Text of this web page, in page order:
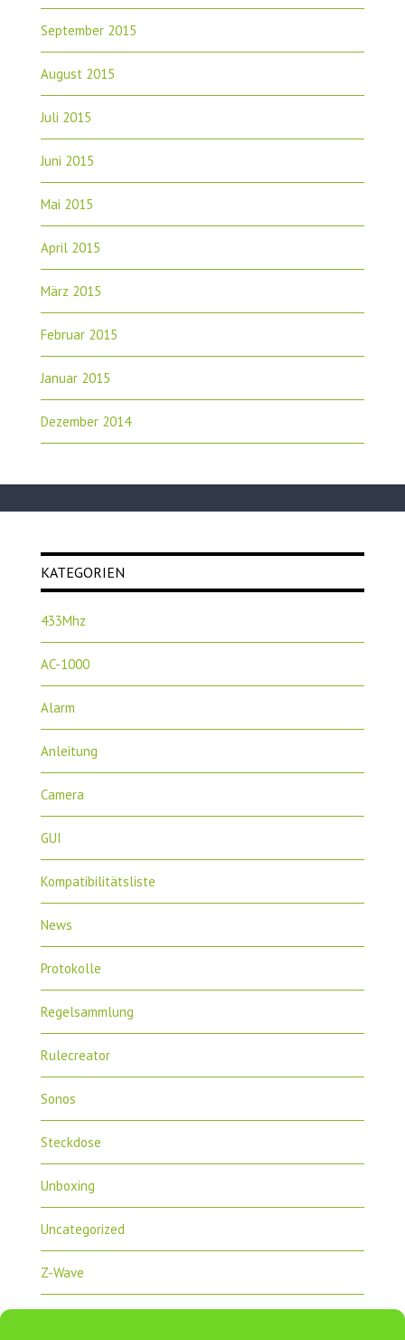
September 2015
August 2015
Juli 2015
Juni 2015
Mai 2015
April 2015
März 2015
Februar 2015
Januar 2015
Dezember 2014
KATEGORIEN
433Mhz
AC-1000
Alarm
Anleitung
Camera
GUI
Kompatibilitätsliste
News
Protokolle
Regelsammlung
Rulecreator
Sonos
Steckdose
Unboxing
Uncategorized
Z-Wave